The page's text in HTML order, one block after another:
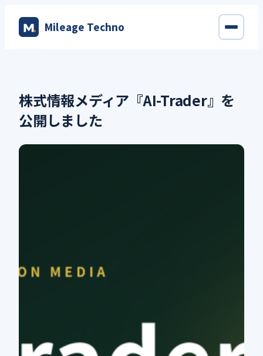
Mileage Techno
株式情報メディア『AI-Trader』を
公開しました